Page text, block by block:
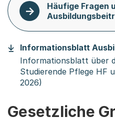
Häufige Fragen
Informationsblatt
Informationsblatt über
Studierende Pflege HF
2026)
Gesetzliche